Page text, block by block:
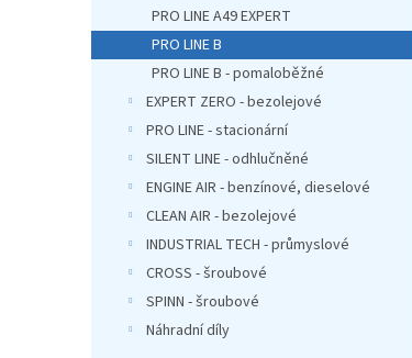
PRO LINE A49 EXPERT
PRO LINE B
PRO LINE B - pomaloběžné
EXPERT ZERO - bezolejové
PRO LINE - stacionární
SILENT LINE - odhlučněné
ENGINE AIR - benzínové, dieselové
CLEAN AIR - bezolejové
INDUSTRIAL TECH - průmyslové
CROSS - šroubové
SPINN - šroubové
Náhradní díly